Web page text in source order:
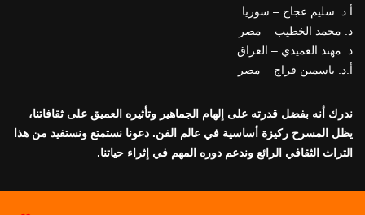
أ.د. سليم عجاج – سوريا
د. محمد الخطيب – مصر
د. مهند العميدي – العراق
أ.د. ياسمين فراج – مصر
ندرك أنه بفضل قدرته على إلهام الجماهير وتأثيره العميق على ثقافاتنا،
يظل المسرح ركيزة أساسية في عالم الفن. دعونا نستمتع ونستفيد من هذا
التراث الثقافي الرائع وندعم دوره المهم في إثراء حياتنا.